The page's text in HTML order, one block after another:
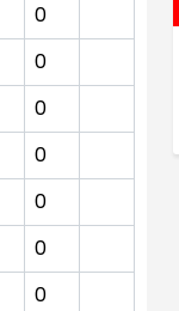
0
0
0
0
0
0
0